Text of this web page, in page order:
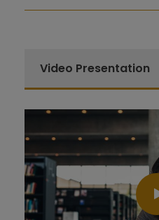
Video Presentation